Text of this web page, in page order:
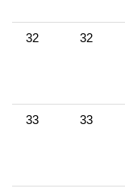
32 32
33 33